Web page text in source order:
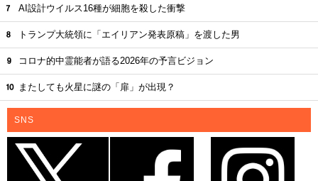
AI設計ウイルス16種が細胞を殺した衝撃
トランプ大統領に「エイリアン発表原稿」を渡した男
コロナ的中霊能者が語る2026年の予言ビジョン
またしても火星に謎の「扉」が出現？
SNS